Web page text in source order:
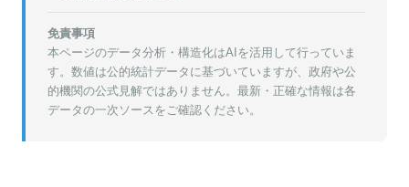
免責事項
本ページのデータ分析・構造化はAIを活用して行っていま
す。数値は公的統計データに基づいていますが、政府や公
的機関の公式見解ではありません。最新・正確な情報は各
データの一次ソースをご確認ください。